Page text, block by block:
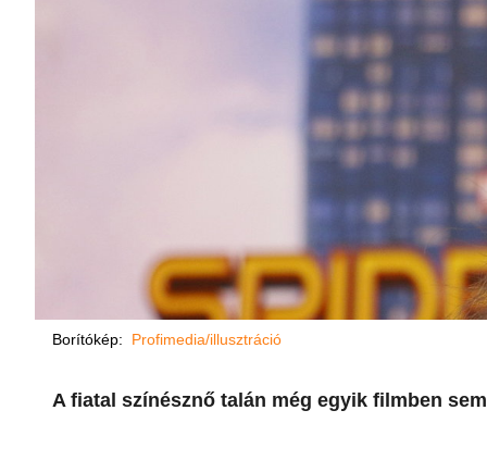
Borítókép: Profimedia/illusztráció
A fiatal színésznő talán még egyik filmben